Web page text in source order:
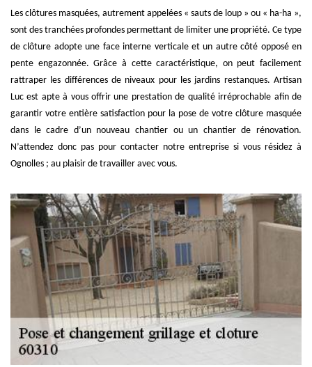
Les clôtures masquées, autrement appelées « sauts de loup » ou « ha-ha »,
sont des tranchées profondes permettant de limiter une propriété. Ce type
de clôture adopte une face interne verticale et un autre côté opposé en
pente engazonnée. Grâce à cette caractéristique, on peut facilement
rattraper les différences de niveaux pour les jardins restanques. Artisan
Luc est apte à vous offrir une prestation de qualité irréprochable afin de
garantir votre entière satisfaction pour la pose de votre clôture masquée
dans le cadre d’un nouveau chantier ou un chantier de rénovation.
N’attendez donc pas pour contacter notre entreprise si vous résidez à
Ognolles ; au plaisir de travailler avec vous.